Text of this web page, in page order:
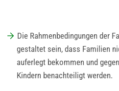
Die Rahmenbedingungen der
gestaltet sein, dass Familien
auferlegt bekommen und
Kindern benachteiligt werden.